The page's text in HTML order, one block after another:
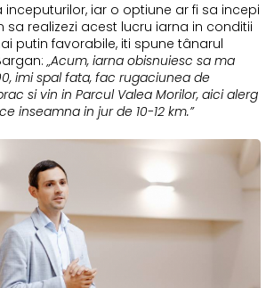
inceputurilor, iar o optiune ar fi sa incepi
sa realizezi acest lucru iarna in conditii
putin favorabile, iti spune tânarul
„Acum, iarna obisnuiesc sa ma
imi spal fata, fac rugaciunea de
si vin in Parcul Valea Morilor, aici alerg
inseamna in jur de 10-12 km.”